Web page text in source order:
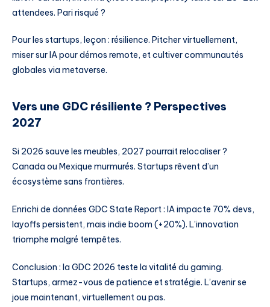
attendees. Pari risqué ?
Pour les startups, leçon : résilience. Pitcher virtuellement,
miser sur IA pour démos remote, et cultiver communautés
globales via metaverse.
Vers une GDC résiliente ? Perspectives
2027
Si 2026 sauve les meubles, 2027 pourrait relocaliser ?
Canada ou Mexique murmurés. Startups rêvent d’un
écosystème sans frontières.
Enrichi de données GDC State Report : IA impacte 70% devs,
layoffs persistent, mais indie boom (+20%). L’innovation
triomphe malgré tempêtes.
Conclusion : la GDC 2026 teste la vitalité du gaming.
Startups, armez-vous de patience et stratégie. L’avenir se
joue maintenant, virtuellement ou pas.